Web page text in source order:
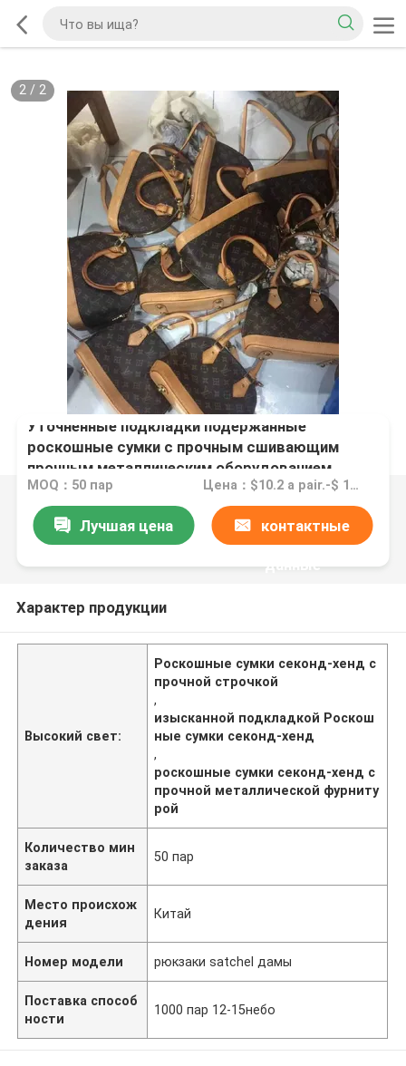
2/ 2
Уточненные подкладки подержанные
роскошные сумки с прочным сшивающим
прочным металлическим оборудованием
MOQ：50 пар Цена：$10.2 a pair.-$ 15.8 a pair
Лучшая цена контактные
данные
Характер продукции
Высокий свет:
Роскошные сумки секонд-хенд с
прочной строчкой
,
изысканной подкладкой Роскош
ные сумки секонд-хенд
,
роскошные сумки секонд-хенд с
прочной металлической фурниту
рой
Количество мин
заказа
50 пар
Место происхож
дения
Китай
Номер модели рюкзаки satchel дамы
Поставка способ
ности
1000 пар 12-15небо